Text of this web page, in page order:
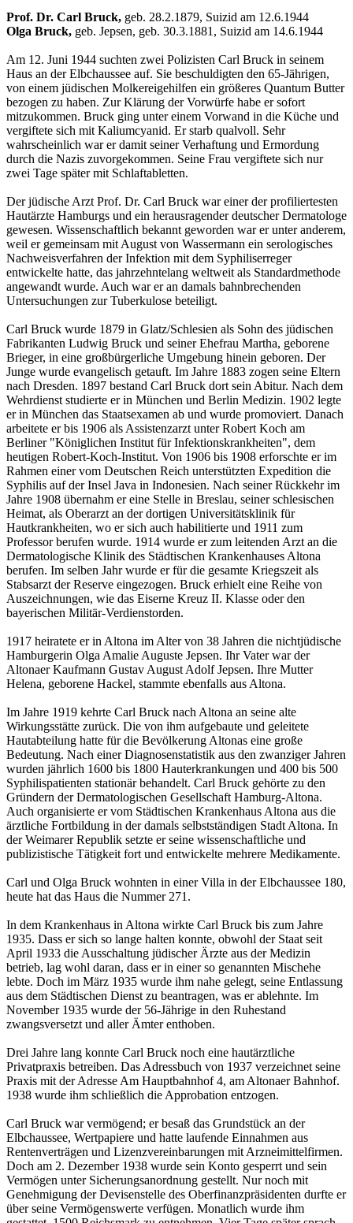
Prof. Dr. Carl Bruck, geb. 28.2.1879, Suizid am 12.6.1944
Olga Bruck, geb. Jepsen, geb. 30.3.1881, Suizid am 14.6.1944
Am 12. Juni 1944 suchten zwei Polizisten Carl Bruck in seinem
Haus an der Elbchaussee auf. Sie beschuldigten den 65-Jährigen,
von einem jüdischen Molkereigehilfen ein größeres Quantum Butter
bezogen zu haben. Zur Klärung der Vorwürfe habe er sofort
mitzukommen. Bruck ging unter einem Vorwand in die Küche und
vergiftete sich mit Kaliumcyanid. Er starb qualvoll. Sehr
wahrscheinlich war er damit seiner Verhaftung und Ermordung
durch die Nazis zuvorgekommen. Seine Frau vergiftete sich nur
zwei Tage später mit Schlaftabletten.
Der jüdische Arzt Prof. Dr. Carl Bruck war einer der profiliertesten
Hautärzte Hamburgs und ein herausragender deutscher Dermatologe
gewesen. Wissenschaftlich bekannt geworden war er unter anderem,
weil er gemeinsam mit August von Wassermann ein serologisches
Nachweisverfahren der Infektion mit dem Syphiliserreger
entwickelte hatte, das jahrzehntelang weltweit als Standardmethode
angewandt wurde. Auch war er an damals bahnbrechenden
Untersuchungen zur Tuberkulose beteiligt.
Carl Bruck wurde 1879 in Glatz/Schlesien als Sohn des jüdischen
Fabrikanten Ludwig Bruck und seiner Ehefrau Martha, geborene
Brieger, in eine großbürgerliche Umgebung hinein geboren. Der
Junge wurde evangelisch getauft. Im Jahre 1883 zogen seine Eltern
nach Dresden. 1897 bestand Carl Bruck dort sein Abitur. Nach dem
Wehrdienst studierte er in München und Berlin Medizin. 1902 legte
er in München das Staatsexamen ab und wurde promoviert. Danach
arbeitete er bis 1906 als Assistenzarzt unter Robert Koch am
Berliner "Königlichen Institut für Infektionskrankheiten", dem
heutigen Robert-Koch-Institut. Von 1906 bis 1908 erforschte er im
Rahmen einer vom Deutschen Reich unterstützten Expedition die
Syphilis auf der Insel Java in Indonesien. Nach seiner Rückkehr im
Jahre 1908 übernahm er eine Stelle in Breslau, seiner schlesischen
Heimat, als Oberarzt an der dortigen Universitätsklinik für
Hautkrankheiten, wo er sich auch habilitierte und 1911 zum
Professor berufen wurde. 1914 wurde er zum leitenden Arzt an die
Dermatologische Klinik des Städtischen Krankenhauses Altona
berufen. Im selben Jahr wurde er für die gesamte Kriegszeit als
Stabsarzt der Reserve eingezogen. Bruck erhielt eine Reihe von
Auszeichnungen, wie das Eiserne Kreuz II. Klasse oder den
bayerischen Militär-Verdienstorden.
1917 heiratete er in Altona im Alter von 38 Jahren die nichtjüdische
Hamburgerin Olga Amalie Auguste Jepsen. Ihr Vater war der
Altonaer Kaufmann Gustav August Adolf Jepsen. Ihre Mutter
Helena, geborene Hackel, stammte ebenfalls aus Altona.
Im Jahre 1919 kehrte Carl Bruck nach Altona an seine alte
Wirkungsstätte zurück. Die von ihm aufgebaute und geleitete
Hautabteilung hatte für die Bevölkerung Altonas eine große
Bedeutung. Nach einer Diagnosenstatistik aus den zwanziger Jahren
wurden jährlich 1600 bis 1800 Hauterkrankungen und 400 bis 500
Syphilispatienten stationär behandelt. Carl Bruck gehörte zu den
Gründern der Dermatologischen Gesellschaft Hamburg-Altona.
Auch organisierte er vom Städtischen Krankenhaus Altona aus die
ärztliche Fortbildung in der damals selbstständigen Stadt Altona. In
der Weimarer Republik setzte er seine wissenschaftliche und
publizistische Tätigkeit fort und entwickelte mehrere Medikamente.
Carl und Olga Bruck wohnten in einer Villa in der Elbchaussee 180,
heute hat das Haus die Nummer 271.
In dem Krankenhaus in Altona wirkte Carl Bruck bis zum Jahre
1935. Dass er sich so lange halten konnte, obwohl der Staat seit
April 1933 die Ausschaltung jüdischer Ärzte aus der Medizin
betrieb, lag wohl daran, dass er in einer so genannten Mischehe
lebte. Doch im März 1935 wurde ihm nahe gelegt, seine Entlassung
aus dem Städtischen Dienst zu beantragen, was er ablehnte. Im
November 1935 wurde der 56-Jährige in den Ruhestand
zwangsversetzt und aller Ämter enthoben.
Drei Jahre lang konnte Carl Bruck noch eine hautärztliche
Privatpraxis betreiben. Das Adressbuch von 1937 verzeichnet seine
Praxis mit der Adresse Am Hauptbahnhof 4, am Altonaer Bahnhof.
1938 wurde ihm schließlich die Approbation entzogen.
Carl Bruck war vermögend; er besaß das Grundstück an der
Elbchaussee, Wertpapiere und hatte laufende Einnahmen aus
Rentenverträgen und Lizenzvereinbarungen mit Arzneimittelfirmen.
Doch am 2. Dezember 1938 wurde sein Konto gesperrt und sein
Vermögen unter Sicherungsanordnung gestellt. Nur noch mit
Genehmigung der Devisenstelle des Oberfinanzpräsidenten durfte er
über seine Vermögenswerte verfügen. Monatlich wurde ihm